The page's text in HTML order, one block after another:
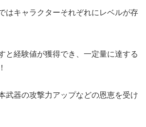
はキャラクターそれぞれにレベルが存
と経験値が獲得でき、一定量に達する
武器の攻撃力アップなどの恩恵を受け